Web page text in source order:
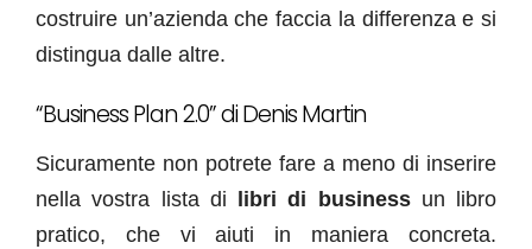
costruire un’azienda che faccia la differenza e si
distingua dalle altre.
“Business Plan 2.0” di Denis Martin
Sicuramente non potrete fare a meno di inserire
nella vostra lista di libri di businessun libro
pratico, che vi aiuti in maniera concreta.